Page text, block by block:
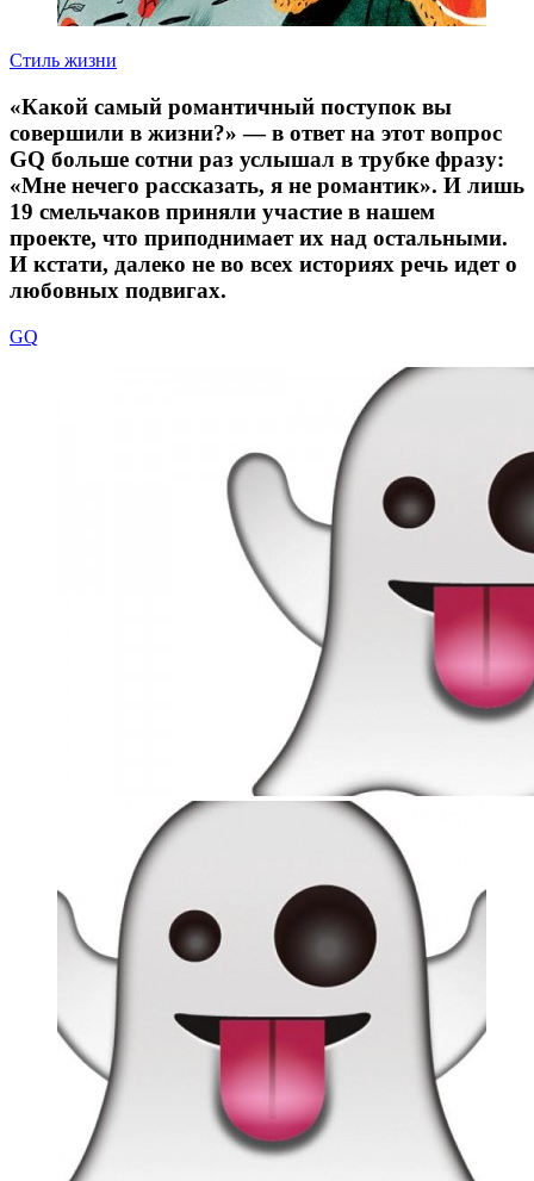
Стиль жизни
«Какой самый романтичный поступок вы
совершили в жизни?» — в ответ на этот вопрос
GQ больше сотни раз услышал в трубке фразу:
«Мне нечего рассказать, я не романтик». И лишь
19 смельчаков приняли участие в нашем
проекте, что приподнимает их над остальными.
И кстати, далеко не во всех историях речь идет о
любовных подвигах.
GQ